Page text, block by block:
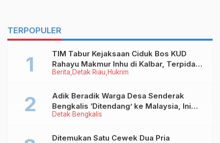
TERPOPULER
Berita Detak Riau Hukrim
TIM Tabur Kejaksaan Ciduk Bos KUD
Rahayu Makmur Inhu di Kalbar, Terpidana
Kredit Fiktif Rp2,8 M
Detak Bengkalis
Adik Beradik Warga Desa Senderak
Bengkalis ‘Ditendang’ ke Malaysia, Ini
Sebabnya!
Ditemukan Satu Cewek Dua Pria